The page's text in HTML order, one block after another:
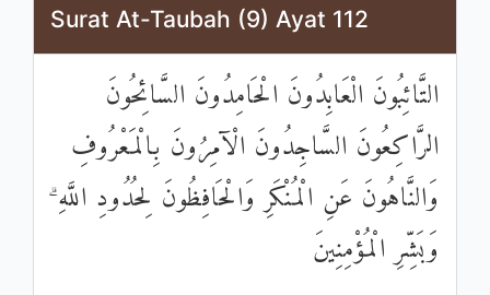
Surat At-Taubah (9) Ayat 112
التَّائِبُونَ الْعَابِدُونَ الْحَامِدُونَ السَّائِحُونَ
الرَّاكِعُونَ السَّاجِدُونَ الْآمِرُونَ بِالْمَعْرُوفِ
وَالنَّاهُونَ عَنِ الْمُنْكَرِ وَالْحَافِظُونَ لِحُدُودِ اللَّهِ ۗ
وَبَشِّرِ الْمُؤْمِنِينَ